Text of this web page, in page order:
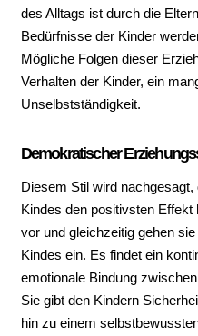
des Alltags ist durch die
Bedürfnisse der Kinder
Mögliche Folgen dieser
Verhalten der Kinder, ein
Unselbstständigkeit.
Demokratischer
Diesem Stil wird
Kindes den positivsten
vor und gleichzeitig gehen
Kindes ein. Es findet ein
emotionale Bindung
Sie gibt den Kindern
hin zu einem